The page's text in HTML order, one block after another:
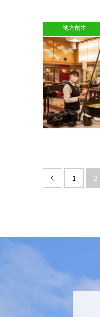
地方創生
 1 2